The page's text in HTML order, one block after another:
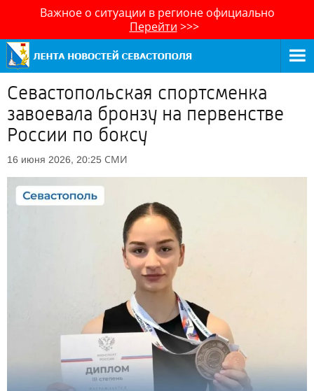
Важное о ситуации в регионе официально
Перейти >>>
Севастопольская спортсменка
завоевала бронзу на первенстве
России по боксу
16 июня 2026, 20:25 СМИ